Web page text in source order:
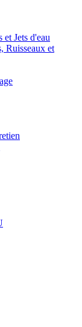
et Jets d'eau
Ruisseaux et